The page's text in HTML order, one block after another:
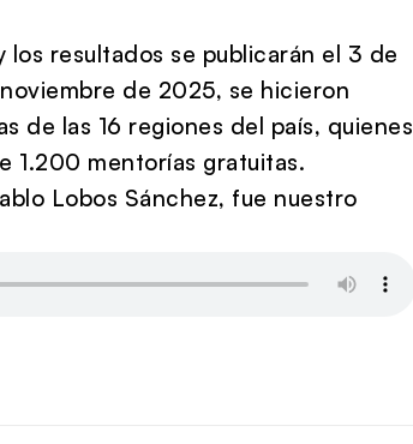
resultados se publicarán el 3 de
de 2025, se hicieron
de las 16 regiones del país, quienes
1.200 mentorías gratuitas.
Lobos Sánchez, fue nuestro